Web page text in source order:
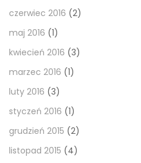
czerwiec 2016 (2)
maj 2016 (1)
kwiecień 2016 (3)
marzec 2016 (1)
luty 2016 (3)
styczeń 2016 (1)
grudzień 2015 (2)
listopad 2015 (4)